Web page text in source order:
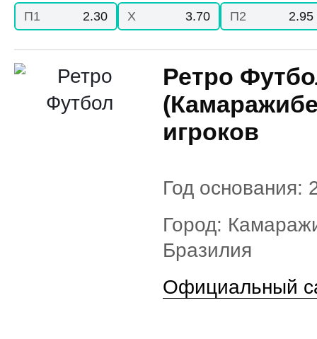
П1 2.30 X 3.70 П2 2.95
Ретро
игроков
Год основания:
Город:
Бразилия
Официальный